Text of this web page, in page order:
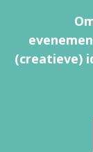
(creatieve)